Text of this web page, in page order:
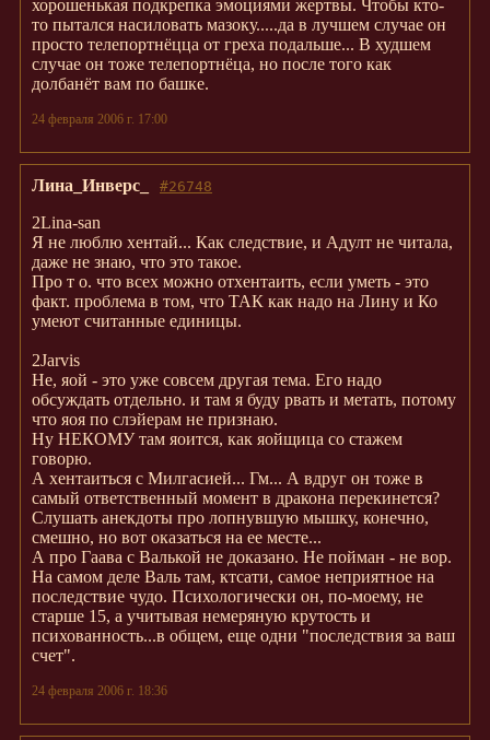
хорошенькая подкрепка эмоциями жертвы. Чтобы кто-
то пытался насиловать мазоку.....да в лучшем случае он
просто телепортнёцца от греха подальше... В худшем
случае он тоже телепортнёца, но после того как
долбанёт вам по башке.
24 февраля 2006 г. 17:00
#26748
Лина_Инверс_
2Lina-san
Я не люблю хентай... Как следствие, и Адулт не читала,
даже не знаю, что это такое.
Про т о. что всех можно отхентаить, если уметь - это
факт. проблема в том, что ТАК как надо на Лину и Ко
умеют считанные единицы.
2Jarvis
Не, яой - это уже совсем другая тема. Его надо
обсуждать отдельно. и там я буду рвать и метать, потому
что яоя по слэйерам не признаю.
Ну НЕКОМУ там яоится, как яойщица со стажем
говорю.
А хентаиться с Милгасией... Гм... А вдруг он тоже в
самый ответственный момент в дракона перекинется?
Слушать анекдоты про лопнувшую мышку, конечно,
смешно, но вот оказаться на ее месте...
А про Гаава с Валькой не доказано. Не пойман - не вор.
На самом деле Валь там, ктсати, самое неприятное на
последствие чудо. Психологически он, по-моему, не
старше 15, а учитывая немеряную крутость и
психованность...в общем, еще одни "последствия за ваш
счет".
24 февраля 2006 г. 18:36